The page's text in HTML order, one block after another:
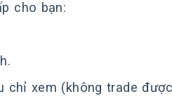
cho bạn:
chỉ xem (không trade